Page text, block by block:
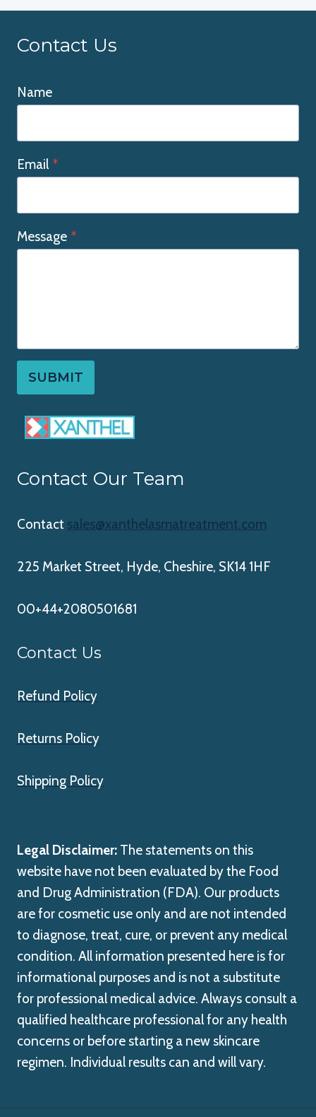
Contact Us
Name
Email *
Message *
SUBMIT
Contact Our Team
Contact sales@xanthelasmatreatment.com
225 Market Street, Hyde, Cheshire, SK14 1HF
00+44+2080501681
Contact Us
Refund Policy
Returns Policy
Shipping Policy
Legal Disclaimer: The statements on this
website have not been evaluated by the Food
and Drug Administration (FDA). Our products
are for cosmetic use only and are not intended
to diagnose, treat, cure, or prevent any medical
condition. All information presented here is for
informational purposes and is not a substitute
for professional medical advice. Always consult a
qualified healthcare professional for any health
concerns or before starting a new skincare
regimen. Individual results can and will vary.